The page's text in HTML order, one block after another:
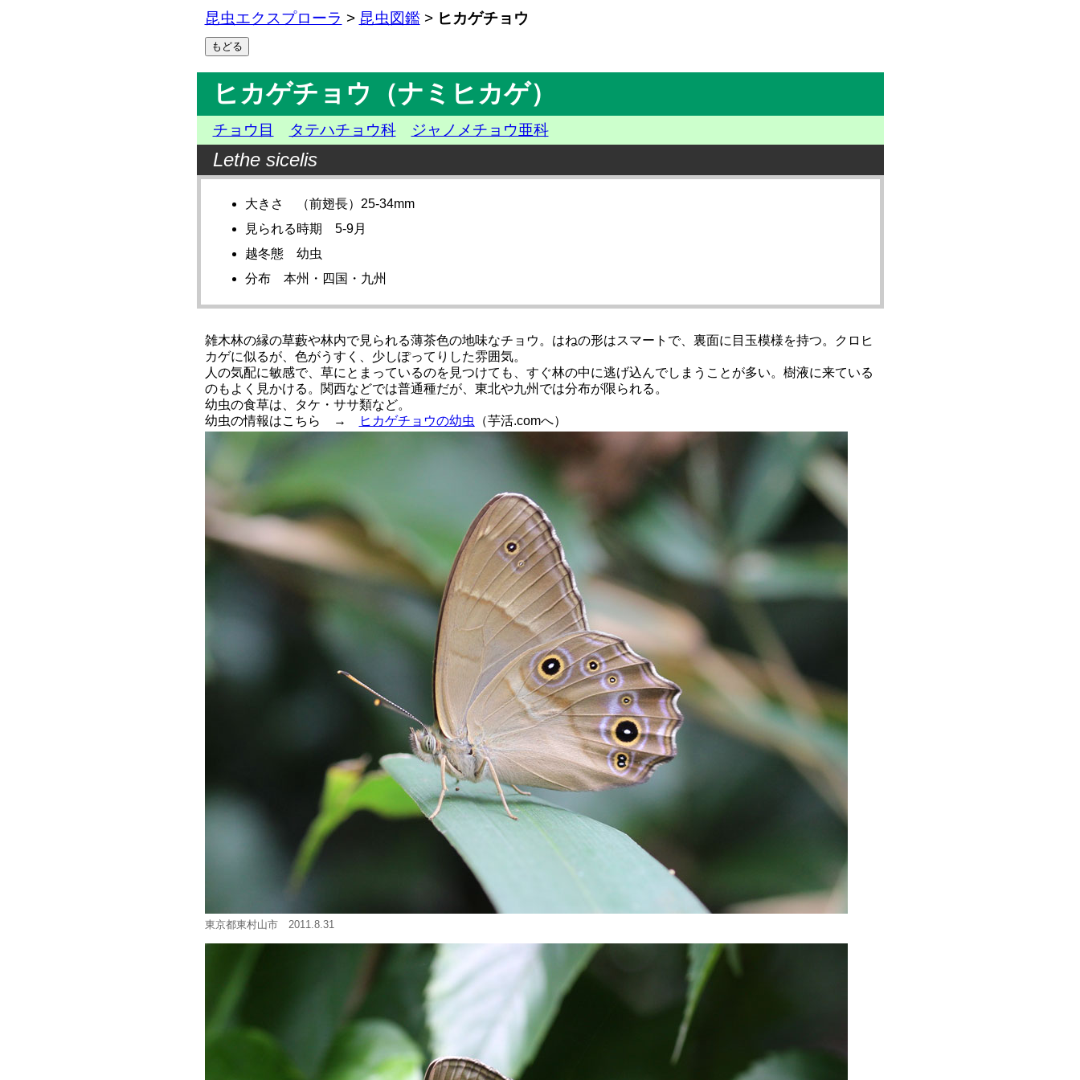
昆虫エクスプローラ > 昆虫図鑑> ヒカゲチョウ
ヒカゲチョウ（ナミヒカゲ）
チョウ目 タテハチョウ科 ジャノメチョウ亜科
Lethe sicelis
大きさ （前翅長）25-34mm
見られる時期 5-9月
越冬態 幼虫
分布 本州・四国・九州
雑木林の縁の草藪や林内で見られる薄茶色の地味なチョウ。はねの形はスマートで、裏面に目玉模様を持つ。クロヒ
カゲに似るが、色がうすく、少しぽってりした雰囲気。
人の気配に敏感で、草にとまっているのを見つけても、すぐ林の中に逃げ込んでしまうことが多い。樹液に来ている
のもよく見かける。関西などでは普通種だが、東北や九州では分布が限られる。
幼虫の食草は、タケ・ササ類など。
幼虫の情報はこちら →
ヒカゲチョウの幼虫 （芋活.comへ）
東京都東村山市 2011.8.31